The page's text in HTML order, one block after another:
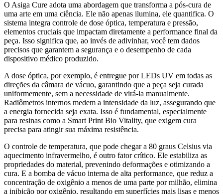
O Asiga Cure adota uma abordagem que transforma a pós-cura de
uma arte em uma ciência. Ele não apenas ilumina, ele quantifica. O
sistema integra controle de dose óptica, temperatura e pressão,
elementos cruciais que impactam diretamente a performance final da
peça. Isso significa que, ao invés de adivinhar, você tem dados
precisos que garantem a segurança e o desempenho de cada
dispositivo médico produzido.
A dose óptica, por exemplo, é entregue por LEDs UV em todas as
direções da câmara de vácuo, garantindo que a peça seja curada
uniformemente, sem a necessidade de virá-la manualmente.
Radiômetros internos medem a intensidade da luz, assegurando que
a energia fornecida seja exata. Isso é fundamental, especialmente
para resinas como a Smart Print Bio Vitality, que exigem cura
precisa para atingir sua máxima resistência.
O controle de temperatura, que pode chegar a 80 graus Celsius via
aquecimento infravermelho, é outro fator crítico. Ele estabiliza as
propriedades do material, prevenindo deformações e otimizando a
cura. E a bomba de vácuo interna de alta performance, que reduz a
concentração de oxigênio a menos de uma parte por milhão, elimina
a inibição por oxigênio, resultando em superfícies mais lisas e menos